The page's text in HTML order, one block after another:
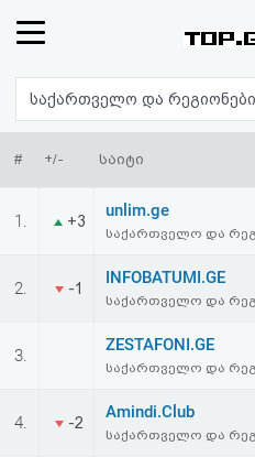
რეიტინგი
(მთავარი)
ფოსტა
პასუხი
ავტორიზაცია
რეგისტრაცია
# +/- საიტი
1. +3
unlim.ge
საქართველო და
2. -1
INFOBATUMI.GE
საქართველო და
3.
ZESTAFONI.GE
საქართველო და
4. -2
Amindi.Club
საქართველო და